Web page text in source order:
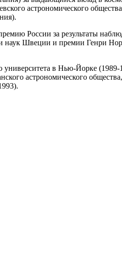
астрономического
России за результаты
Швеции и премии Генри
в Нью-Йорке
астрономического